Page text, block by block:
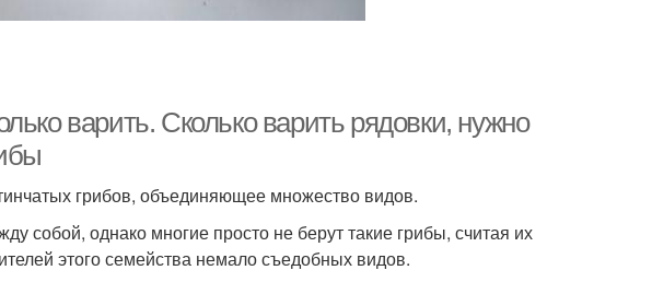
варить. Сколько варить рядовки, нужно
грибов, объединяющее множество видов.
собой, однако многие просто не берут такие грибы, считая их
этого семейства немало съедобных видов.